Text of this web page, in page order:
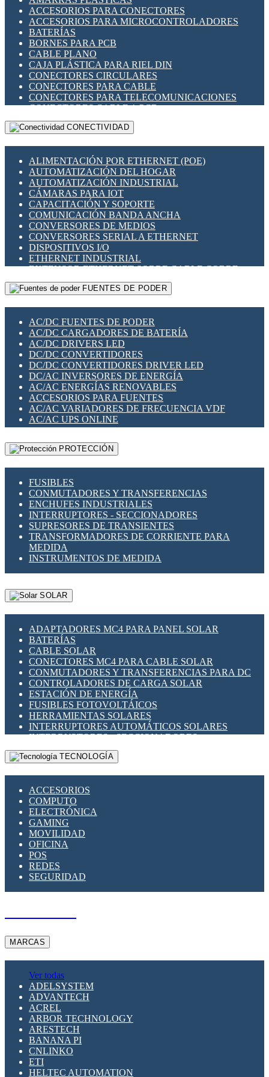
INDICADORES PARA PANEL
INTERFACES DE RELÉ
INTERRUPTORES FIN DE CARRERA
LLAVES CONMUTADORAS
MEDIDORES DE ENERGÍA Y TC'S DE CORRIENTE
MOTORES PASO A PASO
PANTALLAS HMI
PLC -CONTROLADORES LÓGICO PROGRAMABLES
PROGRAMADORES DE HORARIO
RELÉS DE PROTECCIÓN
SENSORES CAPACITIVOS
SENSORES INDUCTIVOS
TEMPORIZADORES
VARIACS
VARIADORES DE FRECUENCIA [VDF]
SECCIONADORES - INTERRUPTORES
MAQUINARIA
ACCESORIOS PARA CONECTORES
ACCESORIOS PARA MICROCONTROLADORES
BATERÍAS
BORNES PARA PCB
CABLE PLANO
CAJA PLÁSTICA PARA RIEL DIN
CONECTORES CIRCULARES
CONECTORES PARA CABLE
CONECTORES PARA TELECOMUNICACIONES
CONECTORES CABLE A PCB
CONECTORES PCB A CABLE
DIP SWITCHES
HERRAMIENTAS VARIAS
ILUMINACIÓN LED
INTERRUPTORES REED
INTERFACES DE RELÉ
OTROS RELÉS
PROTECCIÓN TÉRMICA
RELÉS AUTOMOTRICES
RELÉS DE SEÑAL
RELÉS DE ESTADO SÓLIDO SSR
RELÉS INDUSTRIALES
RELÉS MINIATURA DE POTENCIA
SENSORES MAGNÉTICOS
SWITCH Y MICROSWITCH
TARJETAS PI
UNIÓN Y DERIVACIÓN DE CABLE
CONECTIVIDAD
ALIMENTACIÓN POR ETHERNET (POE)
AUTOMATIZACIÓN DEL HOGAR
AUTOMATIZACIÓN INDUSTRIAL
CÁMARAS PARA IOT
CAPACITACIÓN Y SOPORTE
COMUNICACIÓN BANDA ANCHA
CONVERSORES DE MEDIOS
CONVERSORES SERIAL A ETHERNET
DISPOSITIVOS I/O
ETHERNET INDUSTRIAL
EXTENSOR ETHERNET SOBRE CABLE COBRE
GATEWAY LORAWAN
GESTIÓN DE REDES
PLACAS MODULARES IOT
SWITCHES Y REDES WIFI
SOLUCIONES IOT
SOLUCIONES LORAWAN
SOLUCIONES RED CELULAR
SEGURIDAD PARA REDES
SWITCHES LAN
TELEFONÍA IP (VOIP)
VIGILANCIA IP (CCTV)
MESHTASTIC
FUENTES DE PODER
AC/DC FUENTES DE PODER
AC/DC CARGADORES DE BATERÍA
AC/DC DRIVERS LED
DC/DC CONVERTIDORES
DC/DC CONVERTIDORES DRIVER LED
DC/AC INVERSORES DE ENERGÍA
AC/AC ENERGÍAS RENOVABLES
ACCESORIOS PARA FUENTES
AC/AC VARIADORES DE FRECUENCIA VDF
AC/AC UPS ONLINE
PROTECCIÓN
FUSIBLES
CONMUTADORES Y TRANSFERENCIAS
ENCHUFES INDUSTRIALES
INTERRUPTORES - SECCIONADORES
SUPRESORES DE TRANSIENTES
TRANSFORMADORES DE CORRIENTE PARA
MEDIDA
INSTRUMENTOS DE MEDIDA
SOLAR
ADAPTADORES MC4 PARA PANEL SOLAR
BATERÍAS
CABLE SOLAR
CONECTORES MC4 PARA CABLE SOLAR
CONMUTADORES Y TRANSFERENCIAS PARA DC
CONTROLADORES DE CARGA SOLAR
ESTACIÓN DE ENERGÍA
FUSIBLES FOTOVOLTÁICOS
HERRAMIENTAS SOLARES
INTERRUPTORES AUTOMÁTICOS SOLARES
INTERRUPTORES - SECCIONADORES
FOTOVOLTÁICOS
MONTAJE PANEL SOLAR
SUPRESOR DE TRANSIENTES SPDS PARA
APLICACIONES FOTOVOLTAICAS
TECNOLOGÍA
ACCESORIOS
COMPUTO
ELECTRÓNICA
GAMING
MOVILIDAD
OFICINA
POS
REDES
SEGURIDAD
MARCAS
Ver todas
ADELSYSTEM
ADVANTECH
ACREL
ARBOR TECHNOLOGY
ARESTECH
BANANA PI
CNLINKO
ETI
HELTEC AUTOMATION